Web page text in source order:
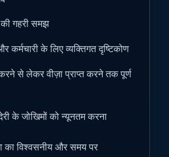
गहरी समझ
कर्मचारी के लिए व्यक्तिगत दृष्टिकोण
से लेकर वीज़ा प्राप्त करने तक पूर्ण
के जोखिमों को न्यूनतम करना
का विश्वसनीय और समय पर